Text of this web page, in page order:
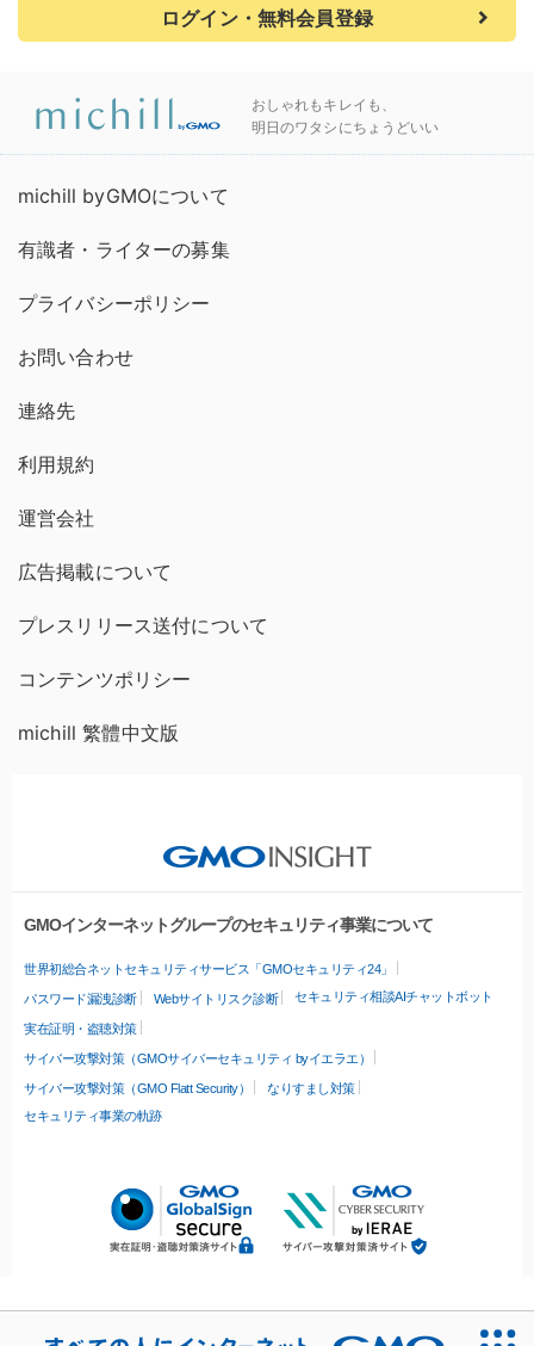
ログイン・無料会員登録
おしゃれもキレイも、
明日のワタシにちょうどいい
michill byGMOについて
有識者・ライターの募集
プライバシーポリシー
お問い合わせ
連絡先
利用規約
運営会社
広告掲載について
プレスリリース送付について
コンテンツポリシー
michill 繁體中文版
GMOインターネットグループのセキュリティ事業について
世界初総合ネットセキュリティサービス「GMOセキュリティ24」
パスワード漏洩診断 Webサイトリスク診断 セキュリティ相談AIチャットボット
実在証明・盗聴対策
サイバー攻撃対策（GMOサイバーセキュリティ byイエラエ）
サイバー攻撃対策（GMO Flatt Security）
なりすまし対策
セキュリティ事業の軌跡